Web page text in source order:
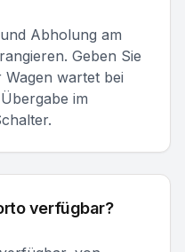
Abholung am
Geben Sie
wartet bei
im
verfügbar?